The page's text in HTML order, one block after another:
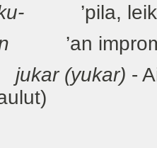
’pila,
’an
jukar (yukar) -